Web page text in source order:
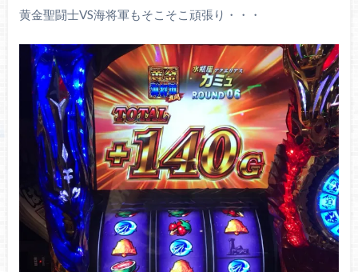
黄金聖闘士VS海将軍もそこそこ頑張り・・・